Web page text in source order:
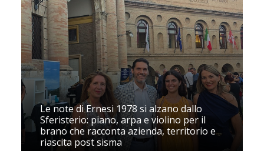
Le note di Ernesi 1978 si alzano dallo
Sferisterio: piano, arpa e violino per il
brano che racconta azienda, territorio e
riascita post sisma